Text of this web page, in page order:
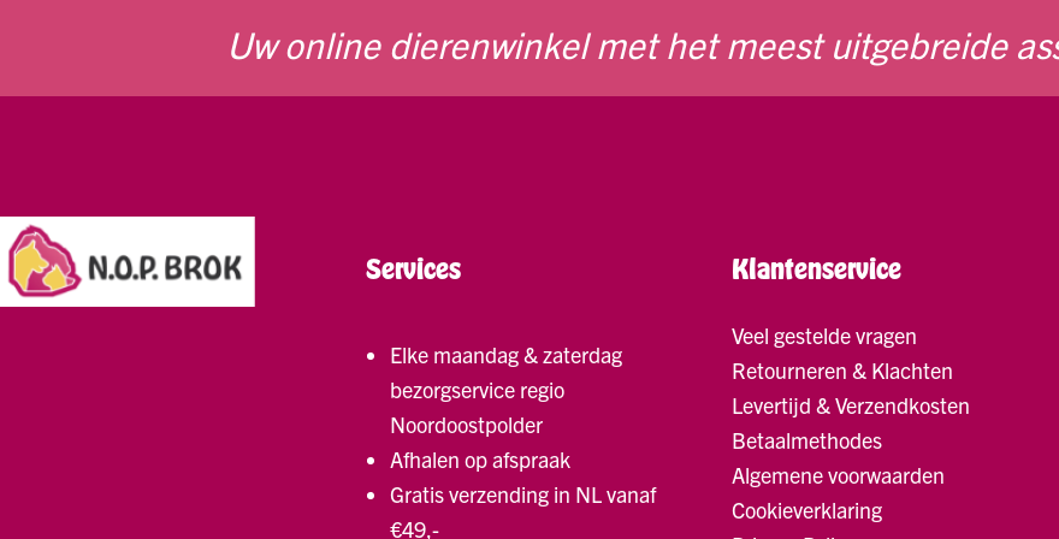
Uw online dierenwinkel met het meest uitgebreide
Services
Elke maandag & zaterdag
bezorgservice regio
Noordoostpolder
Afhalen op afspraak
Gratis verzending in NL vanaf
€49,-
Klantenservice
Veel gestelde vragen
Retourneren & Klachten
Levertijd & Verzendkosten
Betaalmethodes
Algemene voorwaarden
Cookieverklaring